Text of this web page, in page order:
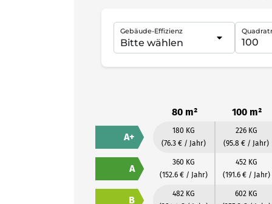
Gebäude-Effizienz
80 m² 100 m²
A+
180 KG
(76.3 € / Jahr)
226 KG
(95.8 € / Jahr)
A
360 KG
(152.6 € / Jahr)
452 KG
(191.6 € / Jahr)
B
482 KG
602 KG